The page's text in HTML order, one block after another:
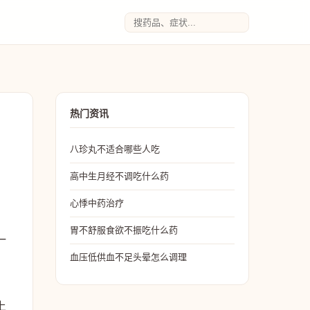
热门资讯
八珍丸不适合哪些人吃
高中生月经不调吃什么药
心悸中药治疗
胃不舒服食欲不振吃什么药
血压低供血不足头晕怎么调理